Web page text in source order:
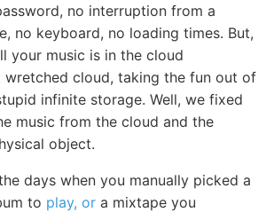
no interruption from a
no keyboard, no loading times. But,
your music is in the cloud
wretched cloud, taking the fun out of
infinite storage. Well, we fixed
music from the cloud and the
object.
days when you manually picked a
to play, or a mixtape you